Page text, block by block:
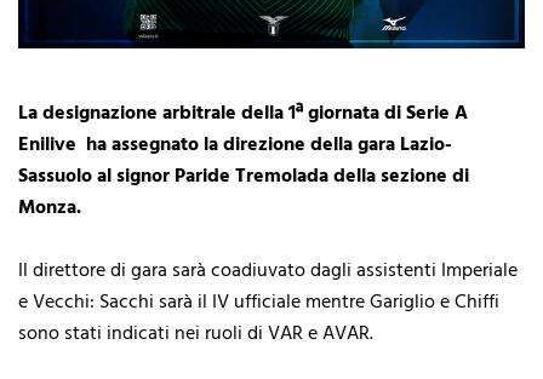
La designazione arbitrale della 1ª giornata di Serie A
Enilive ha assegnato la direzione della gara Lazio-
Sassuolo al signor Paride Tremolada della sezione di
Monza.
Il direttore di gara sarà coadiuvato dagli assistenti Imperiale
e Vecchi: Sacchi sarà il IV ufficiale mentre Gariglio e Chiffi
sono stati indicati nei ruoli di VAR e AVAR.